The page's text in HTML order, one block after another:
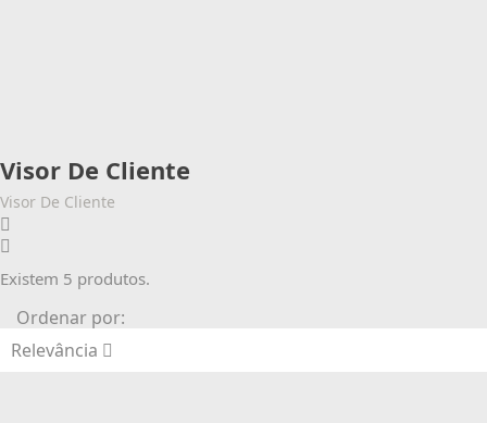
Visor De Cliente
Visor De Cliente
Existem 5 produtos.
Ordenar por:
Relevância